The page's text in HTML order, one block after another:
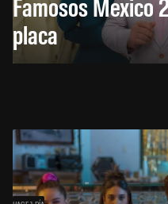
placa